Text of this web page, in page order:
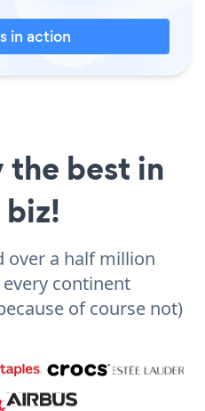
in action
the best in
over a half million
continent
of course not)